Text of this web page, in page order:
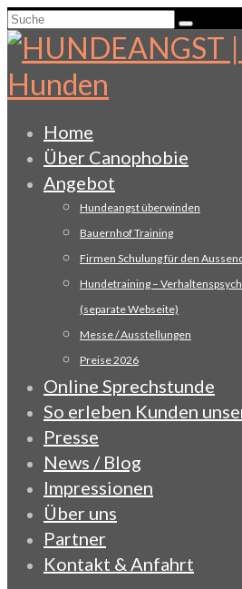
Suche
nach:
Home
Über Canophobie
Angebot
Hundeangst überwinden
Bauernhof Training
Firmen Schulung für den
Hundetraining –
(separate Webseite)
Messe / Ausstellungen
Preise 2026
Online Sprechstunde
So erleben Kunden
Presse
News / Blog
Impressionen
Über uns
Partner
Kontakt & Anfahrt